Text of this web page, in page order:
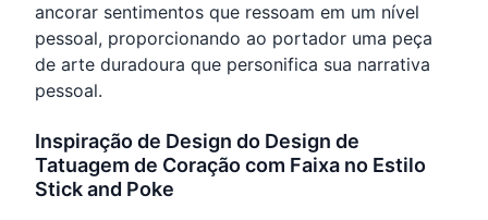
ancorar sentimentos que ressoam em um nível
pessoal, proporcionando ao portador uma peça
de arte duradoura que personifica sua narrativa
pessoal.
Inspiração de Design do Design de
Tatuagem de Coração com Faixa no Estilo
Stick and Poke